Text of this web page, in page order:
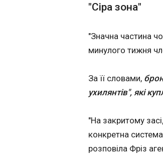
"Сіра зона"
"Значна частина
минулого тижня
За її словами,
ухилянтів", які
"На закритому
конкретна
розповіла Фріз